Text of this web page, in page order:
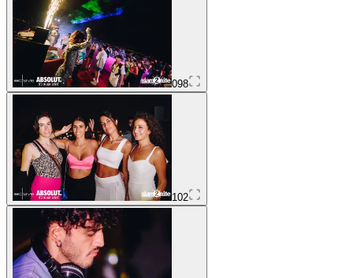
098
102